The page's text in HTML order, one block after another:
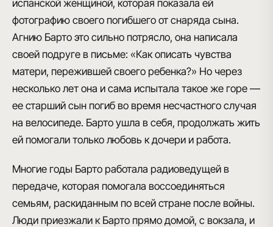
испанской женщиной, которая показала ей
фотографию своего погибшего от снаряда сына.
Агнию Барто это сильно потрясло, она написала
своей подруге в письме: «Как описать чувства
матери, пережившей своего ребенка?» Но через
несколько лет она и сама испытала такое же горе —
ее старший сын погиб во время несчастного случая
на велосипеде. Барто ушла в себя, продолжать жить
ей помогали только любовь к дочери и работа.
Многие годы Барто работала радиоведущей в
передаче, которая помогала воссоединяться
семьям, раскиданным по всей стране после войны.
Люди приезжали к Барто прямо домой, с вокзала, и